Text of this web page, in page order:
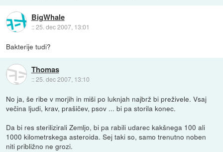
BigWhale
::25. dec 2007, 13:01
Bakterije tudi?
Thomas
::25. dec 2007, 13:10
No ja, še ribe v morjih in miši po luknjah najbrž bi preživele. Vsaj
večina ljudi, krav, prašičev, psov ... bi pa storila konec.
Da bi res sterilizirali Zemljo, bi pa rabili udarec kakšnega 100 ali
1000 kilometrskega asteroida. Sej taki so, samo trenutno noben
niti približno ne grozi.